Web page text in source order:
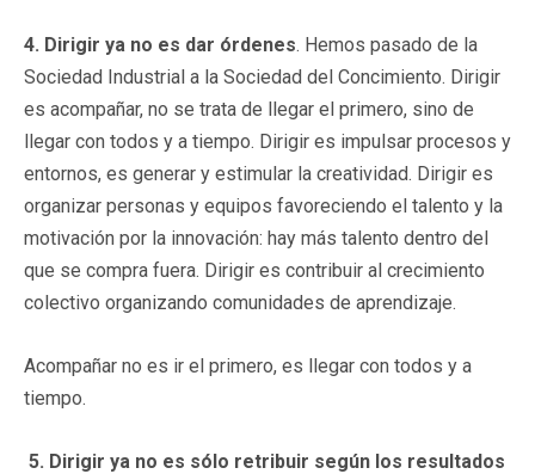
4. Dirigir ya no es dar órdenes. Hemos pasado de la
Sociedad Industrial a la Sociedad del Concimiento. Dirigir
es acompañar, no se trata de llegar el primero, sino de
llegar con todos y a tiempo. Dirigir es impulsar procesos y
entornos, es generar y estimular la creatividad. Dirigir es
organizar personas y equipos favoreciendo el talento y la
motivación por la innovación: hay más talento dentro del
que se compra fuera. Dirigir es contribuir al crecimiento
colectivo organizando comunidades de aprendizaje.
Acompañar no es ir el primero, es llegar con todos y a
tiempo.
5. Dirigir ya no es sólo retribuir según los resultados